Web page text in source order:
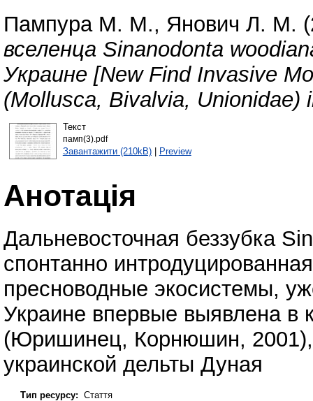
Пампура М. М., Янович Л. М.
вселенца Sinanodonta
Украине [New Find Invasive
(Mollusca, Bivalvia, Unionidae)
Текст
памп(3).pdf
Завантажити (210kB)| Preview
Анотація
Дальневосточная беззубка
спонтанно
пресноводные экосистемы,
Украине впервые выявлена в
(Юришинец, Корнюшин, 2001),
украинской дельты Дуная
Тип ресурсу: Стаття